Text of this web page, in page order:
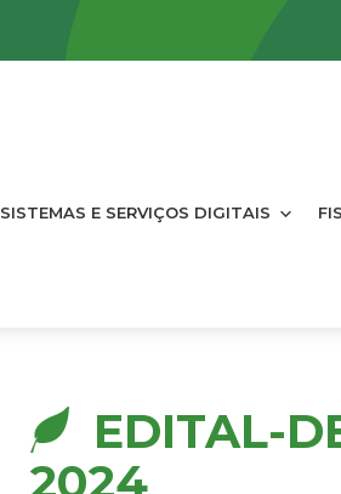
SISTEMAS E SERVIÇOS DIGITAIS
EDITAL-